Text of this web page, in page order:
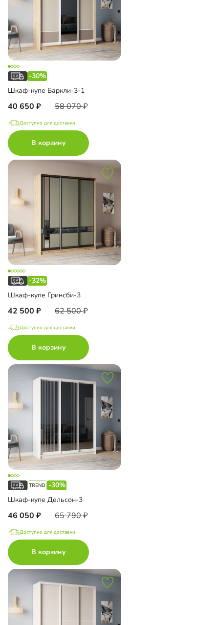
-30%
Шкаф-купе Баркли-3-1
40 650 58 070
Доступно для доставки
В корзину
-32%
Шкаф-купе Гринсби-3
42 500 62 500
Доступно для доставки
В корзину
-30%
Шкаф-купе Дельсон-3
46 050 65 790
Доступно для доставки
В корзину